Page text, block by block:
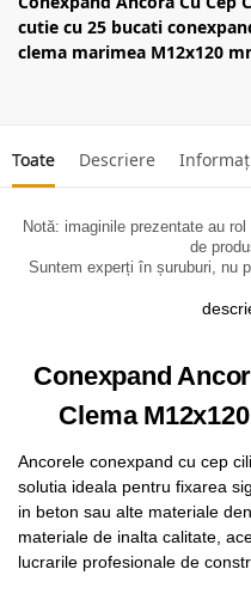
cutie cu 25 bucati
clema marimea M12x120
Toate Descriere
Notă: imaginile prezentate au
de
Suntem experți în șuruburi, nu
Conexpand
Clema
Ancorele conexpand cu cep
solutia ideala pentru fixarea
in beton sau alte materiale
materiale de inalta calitate,
lucrarile profesionale de